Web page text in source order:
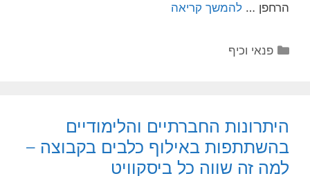
הרחפן … להמשך קריאה
קטגוריות
פנאי וכיף
היתרונות החברתיים והלימודיים
בהשתתפות באילוף כלבים בקבוצה –
למה זה שווה כל ביסקוויט